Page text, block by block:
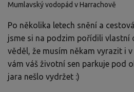
Mumlavský vodopád v Harrachově
Po několika letech snění a
jsme si na podzim pořídili vlastní
věděl, že musím někam vyrazit i
vám váš životní sen parkuje pod
jara nešlo vydržet :)